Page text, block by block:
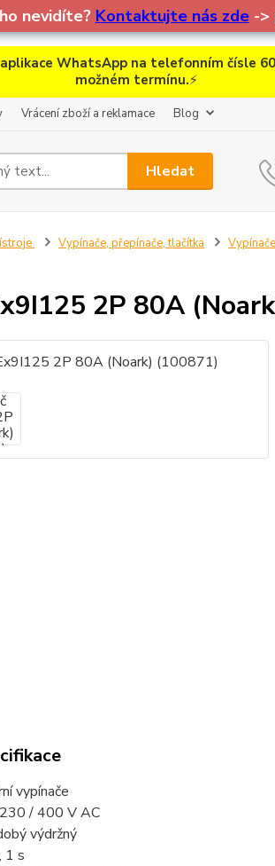
nevidíte? Kontaktujte nás zde->
WhatsApp na telefonním čísle
možném termínu.⚡
Vrácení zboží a reklamace Blog
Hledat
Vypínače, přepínače, tlačítka
2P 80A
vypínače
/ 400 V AC
výdržný
1 s